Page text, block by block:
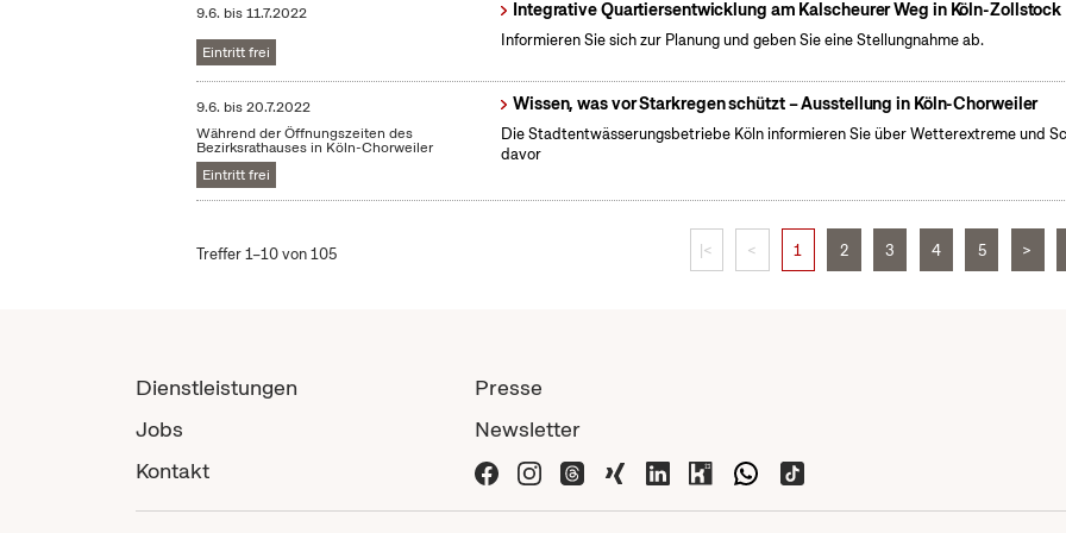
9.6. bis11.7.2022
Eintritt frei
Integrative Quartiersentwicklung am Kalscheurer Weg in Köln-Zollstock
Informieren Sie sich zur Planung und geben Sie eine Stellungnahme ab.
9.6. bis20.7.2022
Während der Öffnungszeiten des
Bezirksrathauses in Köln-Chorweiler
Eintritt frei
Wissen, was vor Starkregen schützt – Ausstellung in Köln-Chorweiler
Die Stadtentwässerungsbetriebe Köln informieren Sie über Wetterextreme und
davor
Treffer 1–10 von 105 |< < 1 2 3 4 5 >
Dienstleistungen
Jobs
Kontakt
Presse
Newsletter